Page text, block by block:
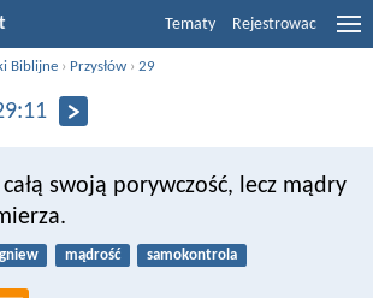
Tematy Rejestrowac
Biblijne › Przysłów ›29
swoją porywczość, lecz mądry
gniew mądrość samokontrola